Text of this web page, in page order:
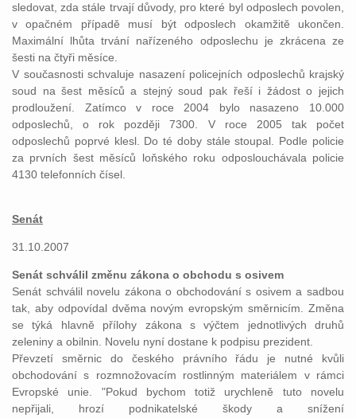
sledovat, zda stále trvají důvody, pro které byl odposlech povolen,
v opačném případě musí být odposlech okamžitě ukončen.
Maximální lhůta trvání nařízeného odposlechu je zkrácena ze
šesti na čtyři měsíce.
V současnosti schvaluje nasazení policejních odposlechů krajský
soud na šest měsíců a stejný soud pak řeší i žádost o jejich
prodloužení. Zatímco v roce 2004 bylo nasazeno 10.000
odposlechů, o rok později 7300. V roce 2005 tak počet
odposlechů poprvé klesl. Do té doby stále stoupal. Podle policie
za prvních šest měsíců loňského roku odposlouchávala policie
4130 telefonních čísel.
Senát
31.10.2007
Senát schválil změnu zákona o obchodu s osivem
Senát schválil novelu zákona o obchodování s osivem a sadbou
tak, aby odpovídal dvěma novým evropským směrnicím. Změna
se týká hlavně přílohy zákona s výčtem jednotlivých druhů
zeleniny a obilnin. Novelu nyní dostane k podpisu prezident.
Převzetí směrnic do českého právního řádu je nutné kvůli
obchodování s rozmnožovacím rostlinným materiálem v rámci
Evropské unie. "Pokud bychom totiž urychleně tuto novelu
nepřijali, hrozí podnikatelské škody a snížení